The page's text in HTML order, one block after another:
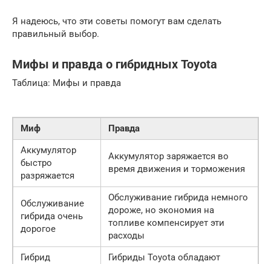
Я надеюсь, что эти советы помогут вам сделать
правильный выбор.
Мифы и правда о гибридных Toyota
Таблица: Мифы и правда
Миф
Правда
Аккумулятор
быстро
разряжается
Аккумулятор заряжается во
время движения и торможения
Обслуживание
гибрида очень
дорогое
Обслуживание гибрида немного
дороже, но экономия на
топливе компенсирует эти
расходы
Гибрид
Гибриды Toyota обладают